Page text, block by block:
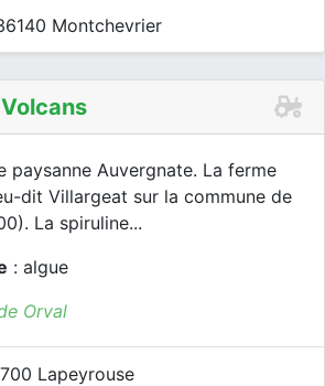
Montchevrier
paysanne Auvergnate. La ferme
dit Villargeat sur la commune de
La spiruline...
: algue
Orval
Lapeyrouse